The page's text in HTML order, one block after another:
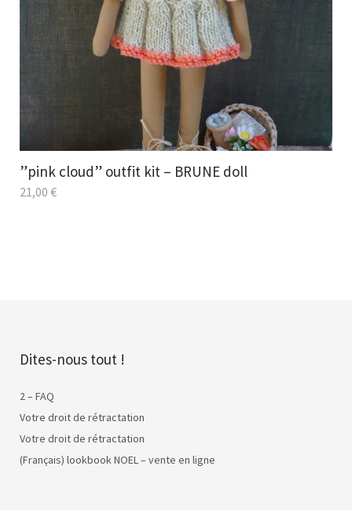
”pink cloud” outfit kit – BRUNE doll
21,00 €
Dites-nous tout !
2 – FAQ
Votre droit de rétractation
Votre droit de rétractation
(Français) lookbook NOEL – vente en ligne